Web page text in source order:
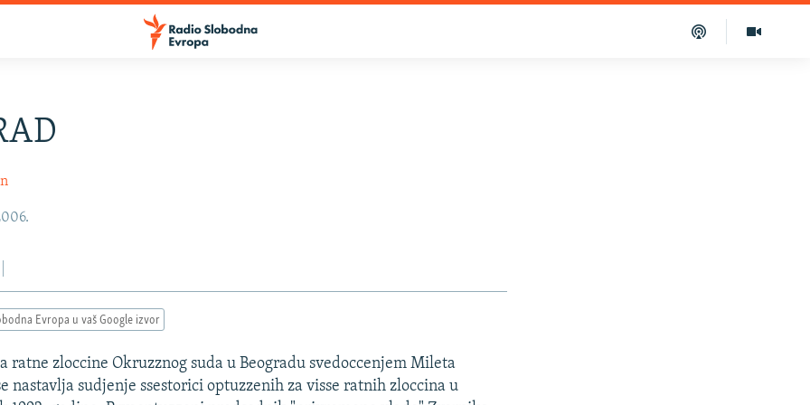
Evropa u vaš Google izvor
ratne zloccine Okruzznog suda u Beogradu svedoccenjem Mileta
nastavlja sudjenje ssestorici optuzzenih za visse ratnih zloccina u